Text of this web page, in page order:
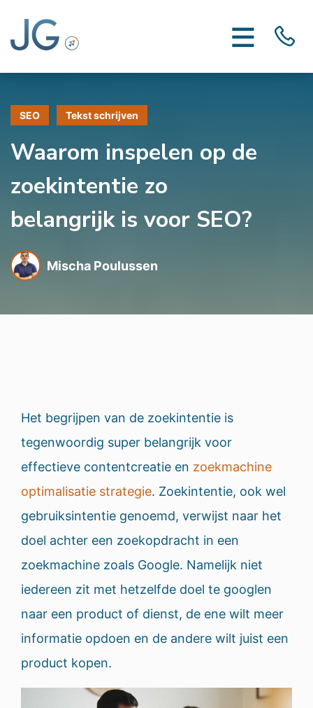
SEO Tekst schrijven
Waarom inspelen op de
zoekintentie zo
belangrijk is voor SEO?
Mischa Poulussen
Het begrijpen van de zoekintentie is
tegenwoordig super belangrijk voor
effectieve contentcreatie en zoekmachine
optimalisatie strategie. Zoekintentie, ook wel
gebruiksintentie genoemd, verwijst naar het
doel achter een zoekopdracht in een
zoekmachine zoals Google. Namelijk niet
iedereen zit met hetzelfde doel te googlen
naar een product of dienst, de ene wilt meer
informatie opdoen en de andere wilt juist een
product kopen.